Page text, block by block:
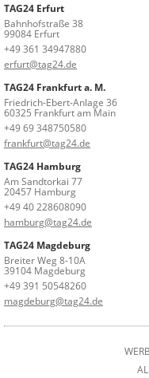
TAG24 Erfurt
Bahnhofstraße 38
99084 Erfurt
+49 361 34947880
erfurt@tag24.de
TAG24 Frankfurt a. M.
Friedrich-Ebert-Anlage 36
60325 Frankfurt am Main
+49 69 348750580
frankfurt@tag24.de
TAG24 Hamburg
Am Sandtorkai 77
20457 Hamburg
+49 40 228608090
hamburg@tag24.de
TAG24 Magdeburg
Breiter Weg 8-10A
39104 Magdeburg
+49 391 50548260
magdeburg@tag24.de